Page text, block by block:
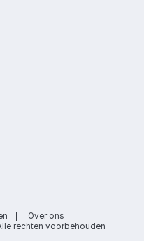
Over ons
rechten voorbehouden